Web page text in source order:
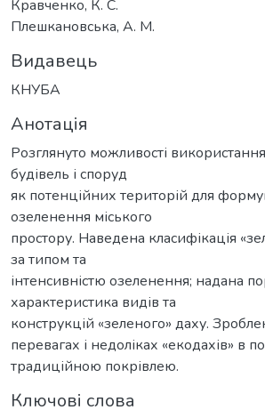
Кравченко, К. С.
Плешкановська, А. М.
Видавець
КНУБА
Анотація
Розглянуто можливості
будівель і споруд
як потенційних територій для
озеленення міського
простору. Наведена класифікація
за типом та
інтенсивністю озеленення; надана
характеристика видів та
конструкцій «зеленого» даху.
перевагах і недоліках «екодахів» в
традиційною покрівлею.
Ключові слова